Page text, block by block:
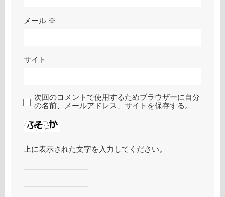
メール ※
サイト
次回のコメントで使用するためブラウザーに自分
の名前、メールアドレス、サイトを保存する。
上に表示された文字を入力してください。